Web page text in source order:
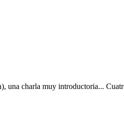
una charla muy introductoria...